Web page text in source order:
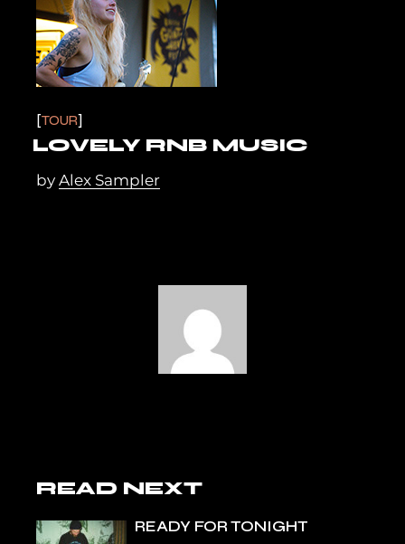
TOUR
LOVELY RNB MUSIC
byAlex Sampler
READ NEXT
READY FOR TONIGHT